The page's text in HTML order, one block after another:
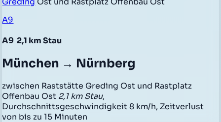
A9
A9 2,1 km Stau
München → Nürnberg
zwischen Raststätte Greding Ost und Rastplatz
Offenbau Ost 2,1 km Stau,
Durchschnittsgeschwindigkeit 8 km/h, Zeitverlust
von bis zu 15 Minuten